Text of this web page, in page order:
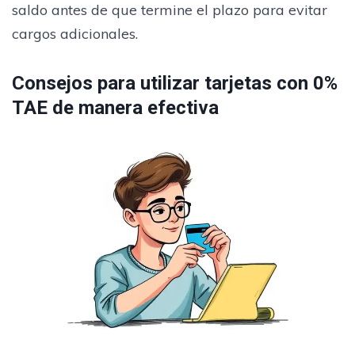
saldo antes de que termine el plazo para evitar
cargos adicionales.
Consejos para utilizar tarjetas con 0%
TAE de manera efectiva